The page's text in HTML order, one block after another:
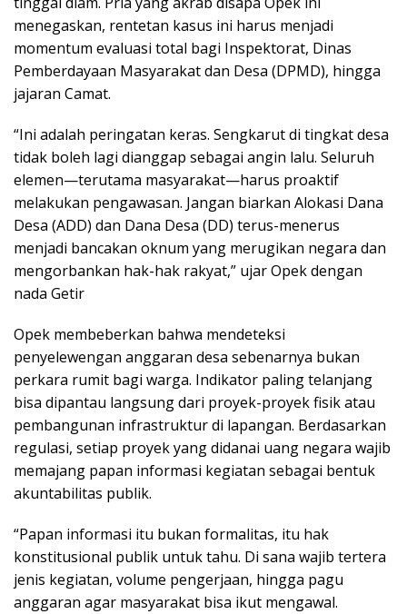
menegaskan, rentetan kasus ini harus menjadi
momentum evaluasi total bagi Inspektorat, Dinas
Pemberdayaan Masyarakat dan Desa (DPMD), hingga
jajaran Camat.
“Ini adalah peringatan keras. Sengkarut di tingkat desa
tidak boleh lagi dianggap sebagai angin lalu. Seluruh
elemen—terutama masyarakat—harus proaktif
melakukan pengawasan. Jangan biarkan Alokasi Dana
Desa (ADD) dan Dana Desa (DD) terus-menerus
menjadi bancakan oknum yang merugikan negara dan
mengorbankan hak-hak rakyat,” ujar Opek dengan
nada Getir
Opek membeberkan bahwa mendeteksi
penyelewengan anggaran desa sebenarnya bukan
perkara rumit bagi warga. Indikator paling telanjang
bisa dipantau langsung dari proyek-proyek fisik atau
pembangunan infrastruktur di lapangan. Berdasarkan
regulasi, setiap proyek yang didanai uang negara wajib
memajang papan informasi kegiatan sebagai bentuk
akuntabilitas publik.
“Papan informasi itu bukan formalitas, itu hak
konstitusional publik untuk tahu. Di sana wajib tertera
jenis kegiatan, volume pengerjaan, hingga pagu
anggaran agar masyarakat bisa ikut mengawal.